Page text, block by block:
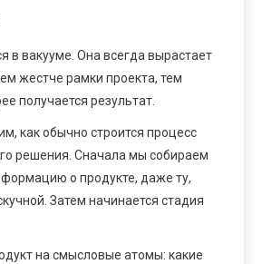
в вакууме. Она всегда вырастает
жестче рамки проекта, тем
получается результат.
как обычно строится процесс
решения. Сначала мы собираем
о продукте, даже ту,
Затем начинается стадия
на смысловые атомы: какие